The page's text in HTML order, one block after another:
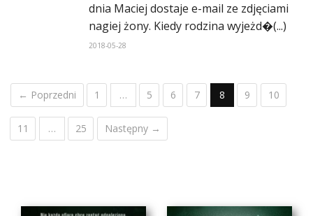
dnia Maciej dostaje e-mail ze zdjęciami
nagiej żony. Kiedy rodzina wyjeżd�(...)
2018-05-28
← Poprzedni 1 … 5 6 7 8 9 10
11 … 25 Następny →